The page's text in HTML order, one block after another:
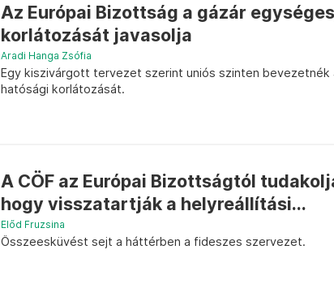
Az Európai Bizottság a gázár
korlátozását javasolja
Aradi Hanga Zsófia
Egy kiszivárgott tervezet szerint uniós szinten bevezetnék
hatósági korlátozását.
A CÖF az Európai Bizottságtól
hogy visszatartják a helyreállítási...
Előd Fruzsina
Összeesküvést sejt a háttérben a fideszes szervezet.